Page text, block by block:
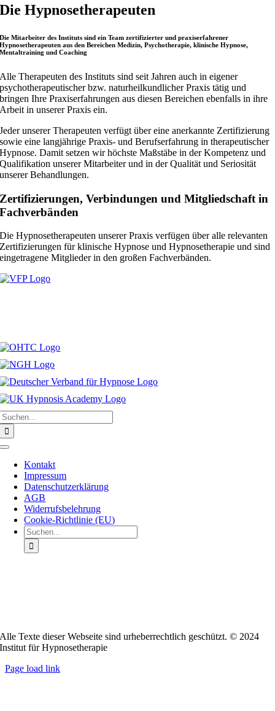
Die Hypnosetherapeuten
Die Mitarbeiter des Instituts sind ein Team zertifizierter und praxiserfahrener
Hypnosetherapeuten aus den Bereichen Medizin, Psychotherapie, klinische Hypnose,
Mentaltraining und Coaching
Alle Therapeuten des Instituts sind seit Jahren auch in eigener
psychotherapeutischer bzw. naturheilkundlicher Praxis tätig und
bringen Ihre Praxiserfahrungen aus diesen Bereichen ebenfalls in ihre
Arbeit in unserer Praxis ein.
Jeder unserer Therapeuten verfügt über eine anerkannte Zertifizierung
sowie eine langjährige Praxis- und Berufserfahrung in therapeutischer
Hypnose. Damit setzen wir höchste Maßstäbe in der Kompetenz und
Qualifikation unserer Mitarbeiter und in der Qualität und Seriosität
unserer Behandlungen.
Zertifizierungen, Verbindungen und Mitgliedschaft in
Fachverbänden
Die Hypnosetherapeuten unserer Praxis verfügen über alle relevanten
Zertifizierungen für klinische Hypnose und Hypnosetherapie und sind
eingetragene Mitglieder in den großen Fachverbänden.
Toggle
NavigationKontakt
Impressum
Datenschutzerklärung
AGB
Widerrufsbelehrung
Cookie-Richtlinie (EU)
Suche
nach:
Alle Texte dieser Webseite sind urheberrechtlich geschützt. © 2024
Institut für Hypnosetherapie
Page load link